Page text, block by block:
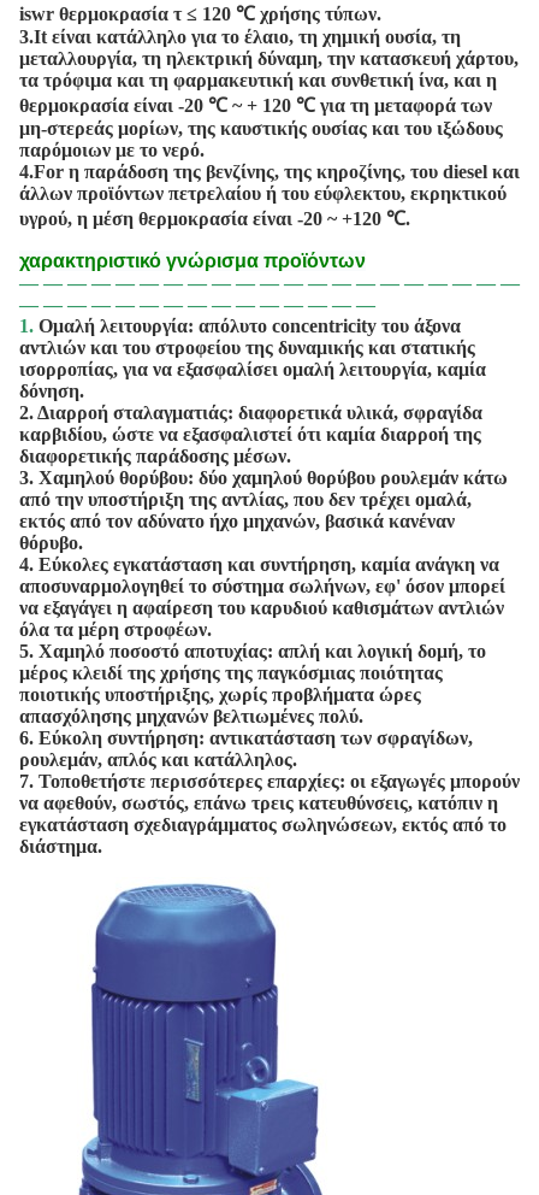
iswr θερμοκρασία τ ≤ 120 ℃ χρήσης τύπων.
3.It είναι κατάλληλο για το έλαιο, τη χημική ουσία, τη
μεταλλουργία, τη ηλεκτρική δύναμη, την κατασκευή χάρτου,
τα τρόφιμα και τη φαρμακευτική και συνθετική ίνα, και η
θερμοκρασία είναι -20 ℃ ~ + 120 ℃ για τη μεταφορά των
μη-στερεάς μορίων, της καυστικής ουσίας και του ιξώδους
παρόμοιων με το νερό.
4.For η παράδοση της βενζίνης, της κηροζίνης, του diesel και
άλλων προϊόντων πετρελαίου ή του εύφλεκτου, εκρηκτικού
υγρού, η μέση θερμοκρασία είναι -20 ~ +120 ℃.
χαρακτηριστικό γνώρισμα προϊόντων
— — — — — — — — — — — — — — — — — — — — —
— — — — — — — — — — — — — — —
1. Ομαλή λειτουργία: απόλυτο concentricity του άξονα
αντλιών και του στροφείου της δυναμικής και στατικής
ισορροπίας, για να εξασφαλίσει ομαλή λειτουργία, καμία
δόνηση.
2. Διαρροή σταλαγματιάς: διαφορετικά υλικά, σφραγίδα
καρβιδίου, ώστε να εξασφαλιστεί ότι καμία διαρροή της
διαφορετικής παράδοσης μέσων.
3. Χαμηλού θορύβου: δύο χαμηλού θορύβου ρουλεμάν κάτω
από την υποστήριξη της αντλίας, που δεν τρέχει ομαλά,
εκτός από τον αδύνατο ήχο μηχανών, βασικά κανέναν
θόρυβο.
4. Εύκολες εγκατάσταση και συντήρηση, καμία ανάγκη να
αποσυναρμολογηθεί το σύστημα σωλήνων, εφ' όσον μπορεί
να εξαγάγει η αφαίρεση του καρυδιού καθισμάτων αντλιών
όλα τα μέρη στροφέων.
5. Χαμηλό ποσοστό αποτυχίας: απλή και λογική δομή, το
μέρος κλειδί της χρήσης της παγκόσμιας ποιότητας
ποιοτικής υποστήριξης, χωρίς προβλήματα ώρες
απασχόλησης μηχανών βελτιωμένες πολύ.
6. Εύκολη συντήρηση: αντικατάσταση των σφραγίδων,
ρουλεμάν, απλός και κατάλληλος.
7. Τοποθετήστε περισσότερες επαρχίες: οι εξαγωγές μπορούν
να αφεθούν, σωστός, επάνω τρεις κατευθύνσεις, κατόπιν η
εγκατάσταση σχεδιαγράμματος σωληνώσεων, εκτός από το
διάστημα.